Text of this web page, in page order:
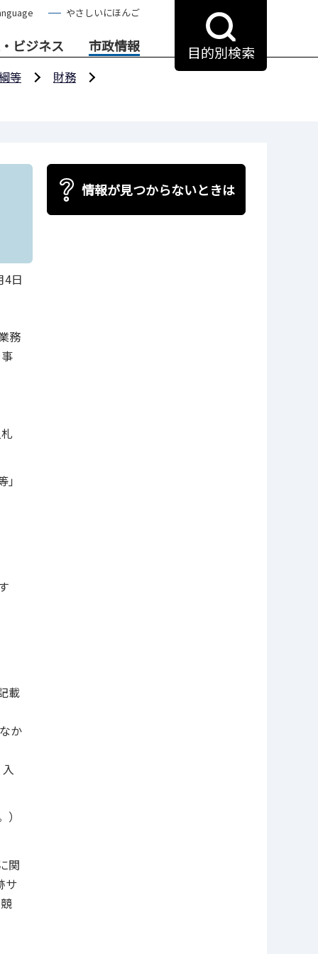
やさしいにほんご
ビジネス 市政情報 目的別検索
等
財務
4日
務
載
か
関
サ
情報が見つからないときは